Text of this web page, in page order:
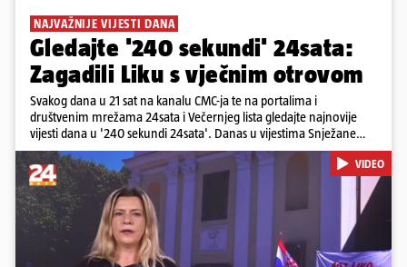
NAJVAŽNIJE VIJESTI DANA
Gledajte '240 sekundi' 24sata:
Zagadili Liku s vječnim otrovom
Svakog dana u 21 sat na kanalu CMC-ja te na portalima i
društvenim mrežama 24sata i Večernjeg lista gledajte najnovije
vijesti dana u '240 sekundi 24sata'. Danas u vijestima Snježane
Krnetić: Lika teško zagađena s 37.000 tona opasnog otpada, Troje
poginulih u nesreći u Zagrebu, Uhićen načelnik Svetog Ivana
Žabna, Borba za život Denisa Vejzovića, Krajaču režu ovlasti: Slijedi
otkaz...
VIDEO